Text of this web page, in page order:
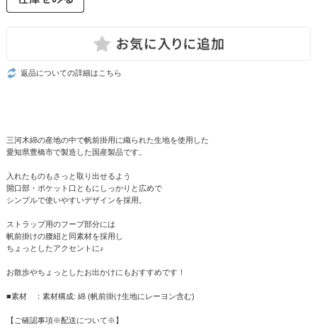
返品についての詳細はこちら
三河木綿の産地の中で帆前掛用に織られた生地を使用した
愛知県豊橋市で製造した国産製品です。
入れたものもさっと取り出せるよう
開口部・ポケット口ともにしっかりと広めで
シンプルで使いやすいデザインを採用。
ストラップ用のフープ部分には
帆前掛けの腰紐と同素材を採用し
ちょっとしたアクセントに♪
お散歩やちょっとしたお出かけにもおすすめです！
■素材 ：素材構成: 綿 (帆前掛け生地にレーヨン含む)
【ご確認事項※配送について※】